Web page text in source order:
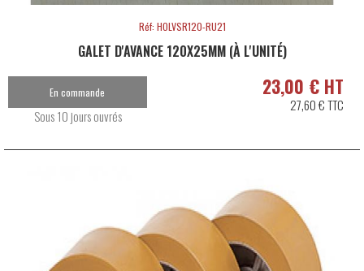
Réf: HOLVSR120-RU21
GALET D'AVANCE 120X25MM (À L'UNITÉ)
23,00 € HT
27,60 € TTC
En commande
Sous 10 jours ouvrés